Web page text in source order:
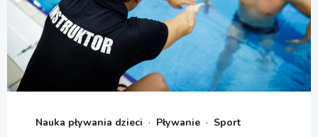
Nauka pływania dzieci · Pływanie · Sport